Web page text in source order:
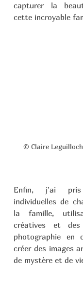
capturer la
cette incroyable
© Claire
Enfin, j'ai
individuelles de
la famille,
créatives et
photographie en
créer des images
de mystère et de